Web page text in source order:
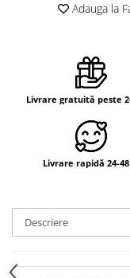
Adauga la
Livrare gratuită peste
Livrare rapidă 24-
Descriere